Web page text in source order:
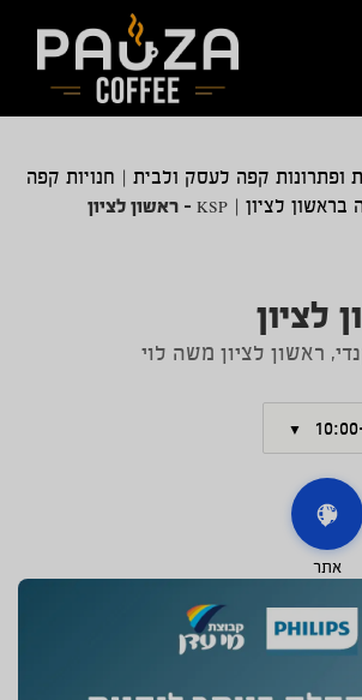
ופתרונות קפה לעסק ולבית
חנויות קפה
בראשון לציון KSP – ראשון לציון
▼
אתר